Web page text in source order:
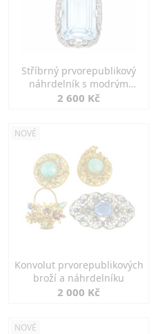
Stříbrný prvorepublikový
náhrdelník s modrým
spinelem
2 600 Kč
NOVÉ
Konvolut prvorepublikových
broží a náhrdelníku
2 000 Kč
NOVÉ